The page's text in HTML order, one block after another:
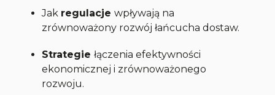
Jak regulacjewpływają na
zrównoważony rozwój łańcucha dostaw.
Strategiełączenia efektywności
ekonomicznej i zrównoważonego
rozwoju.